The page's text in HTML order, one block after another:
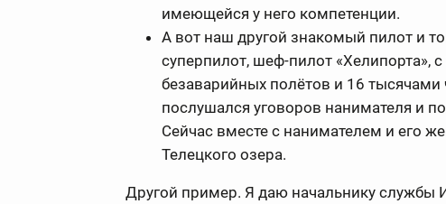
имеющейся у него компетенции.
А вот наш другой знакомый пилот и
суперпилот, шеф-пилот «Хелипорта»,
безаварийных полётов и 16 тысячами
послушался уговоров нанимателя и
Сейчас вместе с нанимателем и его
Телецкого озера.
Другой пример. Я даю начальнику службы